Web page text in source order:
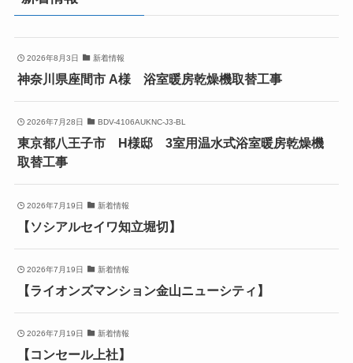
2026年8月3日 新着情報
神奈川県座間市 A様 浴室暖房乾燥機取替工事
2026年7月28日 BDV-4106AUKNC-J3-BL
東京都八王子市 H様邸 3室用温水式浴室暖房乾燥機
取替工事
2026年7月19日 新着情報
【ソシアルセイワ知立堀切】
2026年7月19日 新着情報
【ライオンズマンション金山ニューシティ】
2026年7月19日 新着情報
【コンセール上社】